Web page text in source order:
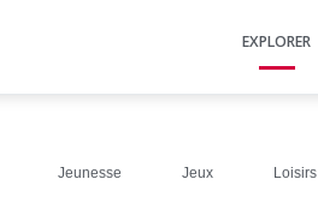
EXPLORER
Jeunesse Jeux Loisirs